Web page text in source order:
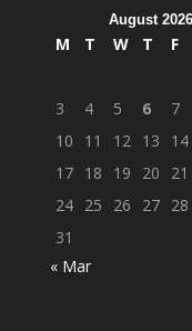
August 2026
M T W T F
3
4 5 6 7
10
11 12 13 14
17 18 19 20 21
24 25 26 27 28
31
« Mar